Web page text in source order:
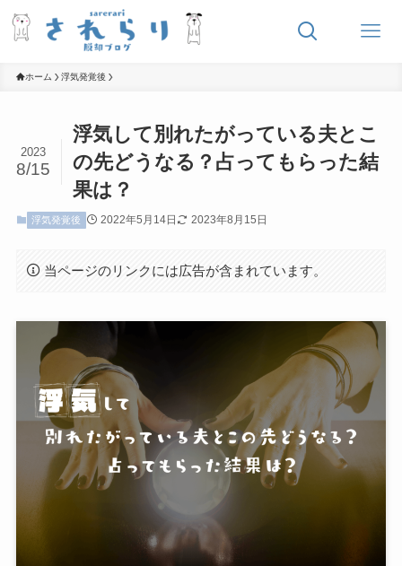
ホーム 浮気発覚後
浮気して別れたがっている夫とこ
の先どうなる？占ってもらった結
果は？
2023
8/15
浮気発覚後 2022年5月14日 2023年8月15日
当ページのリンクには広告が含まれています。